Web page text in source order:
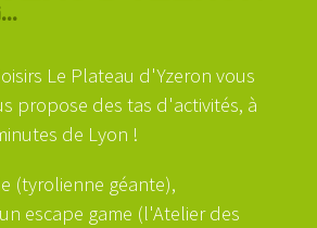
Le Plateau d'Yzeron vous
propose des tas d'activités, à
de Lyon !
(tyrolienne géante),
escape game (l'Atelier des